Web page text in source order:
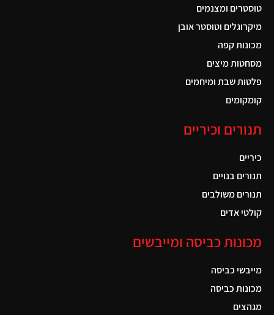
טוסטרים ומצנמים
מיקרוגלים וטוסטר אובן
מכונות קפה
מסחטות מיצים
פלטות שבת ומיחמים
קומקומים
תנורים וכיריים
כיריים
תנורים בנויים
תנורים משולבים
קולטי אדים
מכונות כביסה ומייבשים
מייבשי כביסה
מכונות כביסה
מגהצים